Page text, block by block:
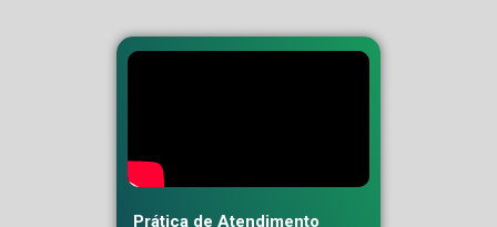
Prática de Atendimento